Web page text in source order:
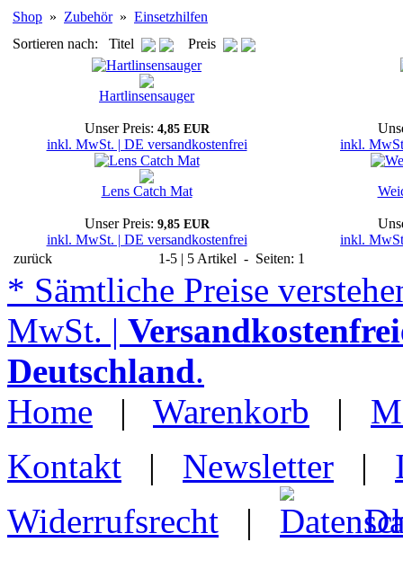
Shop » Zubehör» Einsetzhilfen
Sortieren nach: Titel
Preis
Hartlinsensauger
Unser Preis: 4,85 EUR
inkl. MwSt. | DE versandkostenfrei
inkl.
Lens Catch Mat
Unser Preis: 9,85 EUR
inkl. MwSt. | DE versandkostenfrei
inkl.
zurück
1-5 | 5 Artikel - Seiten: 1
* Sämtliche Preise
MwSt. |
Deutschland.
Home | Warenkorb |
Kontakt | Newsletter |
Widerrufsrecht |